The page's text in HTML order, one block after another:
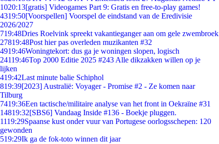
1020:13[gratis] Videogames Part 9: Gratis en free-to-play games!
4319:50[Voorspellen] Voorspel de eindstand van de Eredivisie
2026/2027
719:48Dries Roelvink spreekt vakantieganger aan om gele zwembroek
27819:48Post hier pas overleden muzikanten #32
4919:46Woningtekort: dus ga je woningen slopen, logisch
24119:46Top 2000 Editie 2025 #243 Alle dikzakken willen op je
lijken
419:42Last minute balie Schiphol
819:39[2023] Australië: Voyager - Promise #2 - Ze komen naar
Tilburg
7419:36Een tactische/militaire analyse van het front in Oekraïne #31
14819:32[SBS6] Vandaag Inside #136 - Boekje pluggen.
1119:29Spaanse kust onder vuur van Portugese oorlogsschepen: 120
gewonden
519:29Ik ga de fok-toto winnen dit jaar